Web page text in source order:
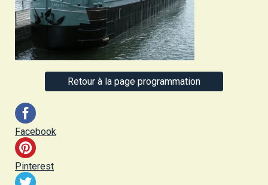
Retour à la page programmation
Facebook
Pinterest